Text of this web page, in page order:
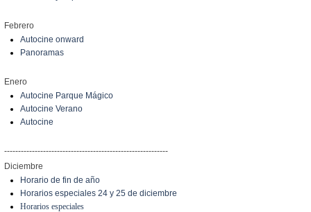
Febrero
Autocine onward
Panoramas
Enero
Autocine Parque Mágico
Autocine Verano
Autocine
-----------------------------------------------------------
Diciembre
Horario de fin de año
Horarios especiales 24 y 25 de diciembre
Horarios especiales